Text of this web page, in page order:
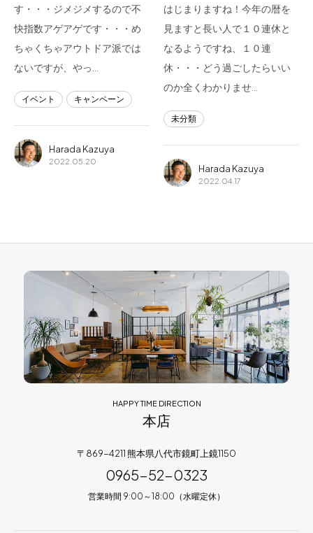
熊本店
096-274-8175
Arv
0965-45-9282
す・・・ジメジメするので不
快指数アゲアゲです・・・め
ちゃくちゃアウトドア派では
ないですが、やっ…
イベント キャンペーン
Harada Kazuya
2022.05.20
はじまりますね！今年の暦を
見ますと長い人で１０連休と
なるようですね、１０連
休・・・どう過ごしたらいい
のか全くわかりませ…
未分類
Harada Kazuya
2022.04.17
HAPPY TIME DIRECTION
本店
〒869-4211 熊本県八代市鏡町上鏡1150
0965-52-0323
営業時間 9:00～18:00（水曜定休）